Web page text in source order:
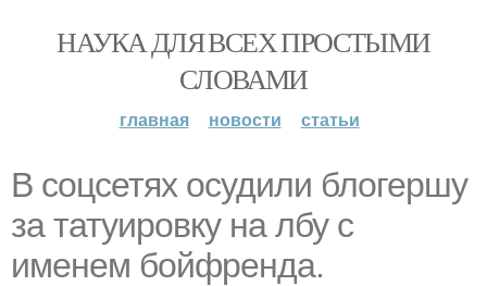
НАУКА ДЛЯ ВСЕХ ПРОСТЫМИ
СЛОВАМИ
главная новости статьи
В соцсетях осудили блогершу
за татуировку на лбу с
именем бойфренда.